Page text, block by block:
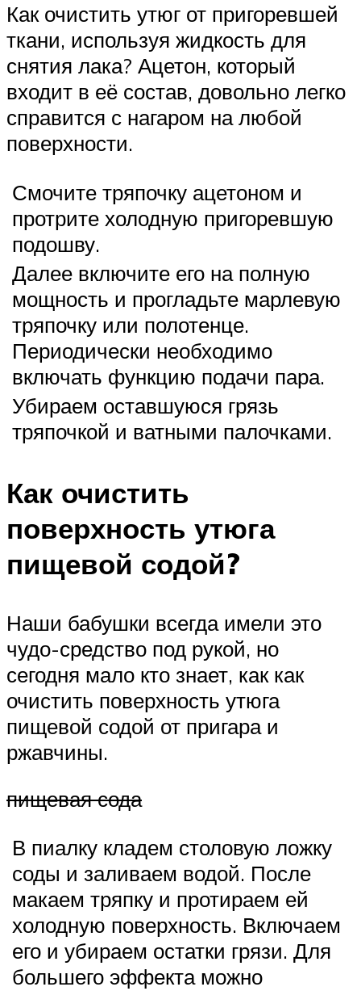
Как очистить утюг от пригоревшей
ткани, используя жидкость для
снятия лака? Ацетон, который
входит в её состав, довольно легко
справится с нагаром на любой
поверхности.
Смочите тряпочку ацетоном и
протрите холодную пригоревшую
подошву.
Далее включите его на полную
мощность и прогладьте марлевую
тряпочку или полотенце.
Периодически необходимо
включать функцию подачи пара.
Убираем оставшуюся грязь
тряпочкой и ватными палочками.
Как очистить
поверхность утюга
пищевой содой?
Наши бабушки всегда имели это
чудо-средство под рукой, но
сегодня мало кто знает, как как
очистить поверхность утюга
пищевой содой от пригара и
ржавчины.
пищевая сода
В пиалку кладем столовую ложку
соды и заливаем водой. После
макаем тряпку и протираем ей
холодную поверхность. Включаем
его и убираем остатки грязи. Для
большего эффекта можно